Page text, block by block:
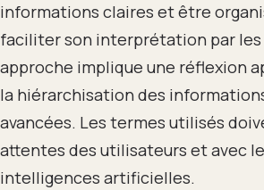
informations claires et être
faciliter son interprétation par les
approche implique une réflexion
la hiérarchisation des
avancées. Les termes utilisés
attentes des utilisateurs et avec
intelligences artificielles.